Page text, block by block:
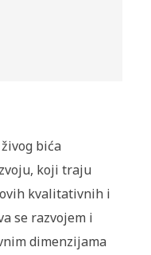
bića
koji traju
kvalitativnih i
se razvojem i
dimenzijama